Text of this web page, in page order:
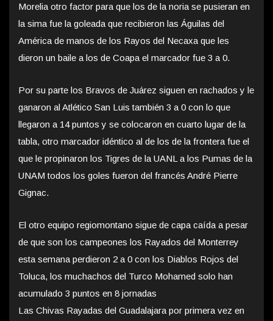
Morelia otro factor para que los de la noria se pusieran en
la sima fue la goleada que recibieron las Águilas del
América de manos de los Rayos del Necaxa que les
dieron un baile a los de Coapa el marcador fue 3 a 0.
Por su parte los Bravos de Juárez siguen en rachados y le
ganaron al Atlético San Luis también 3 a 0 con lo que
llegaron a 14 puntos y se colocaron en cuarto lugar de la
tabla, otro marcador idéntico al de los de la frontera fue el
que le propinaron los Tigres de la UANL a los Pumas de la
UNAM todos los goles fueron del francés André Pierre
Gignac.
El otro equipo regiomontano sigue de capa caída a pesar
de que son los campeones los Rayados del Monterrey
esta semana perdieron 2 a 0 con los Diablos Rojos del
Toluca, los muchachos del Turco Mohamed solo han
acumulado 3 puntos en 8 jornadas
Las Chivas Rayadas del Guadalajara por primera vez en